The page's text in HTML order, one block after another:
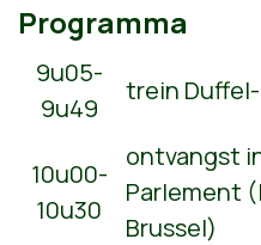
Programma
9u05-
9u49
trein
10u00-
10u30
ontvangst
Parlement (
Brussel)